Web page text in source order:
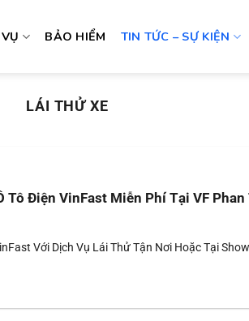
BẢO HIỂM TIN TỨC – SỰ KIỆN
LÁI THỬ XE
Tô Điện VinFast Miễn Phí Tại VF Phan
Với Dịch Vụ Lái Thử Tận Nơi Hoặc Tại